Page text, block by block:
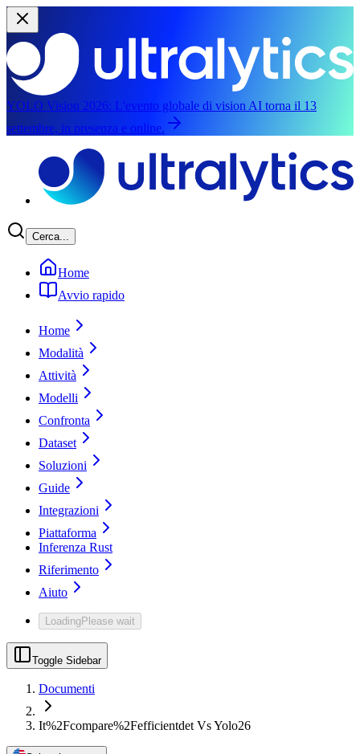
YOLO Vision 2026: L'evento globale di vision AI torna il 13
settembre, in presenza e online.
Cerca...
Home
Avvio rapido
Home
Modalità
Attività
Modelli
Confronta
Dataset
Soluzioni
Guide
Integrazioni
Piattaforma
Inferenza Rust
Riferimento
Aiuto
LoadingPlease wait
Toggle Sidebar
Documenti
It%2Fcompare%2Fefficientdet Vs Yolo26